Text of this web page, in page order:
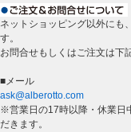
ネットショッピング以外にも
す。
お問合せもしくはご注文は下
■メール
ask@alberotto.com
※営業日の17時以降・休業日
だきます。